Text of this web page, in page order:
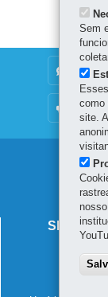
Sem
como
site.